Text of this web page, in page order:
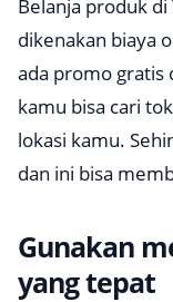
Belanja produk
dikenakan biaya
ada promo gratis
kamu bisa cari
lokasi kamu.
dan ini bisa
Gunakan
yang tepat